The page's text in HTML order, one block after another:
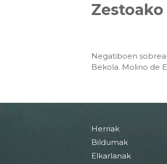
Negatiboen
Bekola. Molino de
Herriak
Bildumak
Elkarlanak